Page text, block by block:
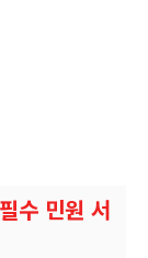
수 민원 서